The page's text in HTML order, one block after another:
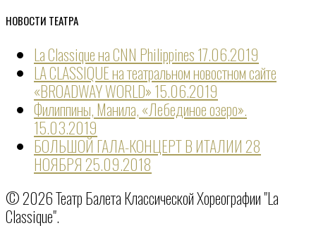
НОВОСТИ ТЕАТРА
La Classique на CNN Philippines17.06.2019
LA CLASSIQUE на театральном новостном сайте
«BROADWAY WORLD»15.06.2019
Филиппины, Манила, «Лебединое озеро».
15.03.2019
БОЛЬШОЙ ГАЛА-КОНЦЕРТ В ИТАЛИИ 28
НОЯБРЯ25.09.2018
© 2026 Театр Балета Классической Хореографии "La
Classique".